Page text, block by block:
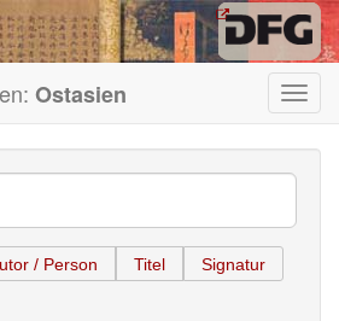
Ostasien
/ Person Titel Signatur